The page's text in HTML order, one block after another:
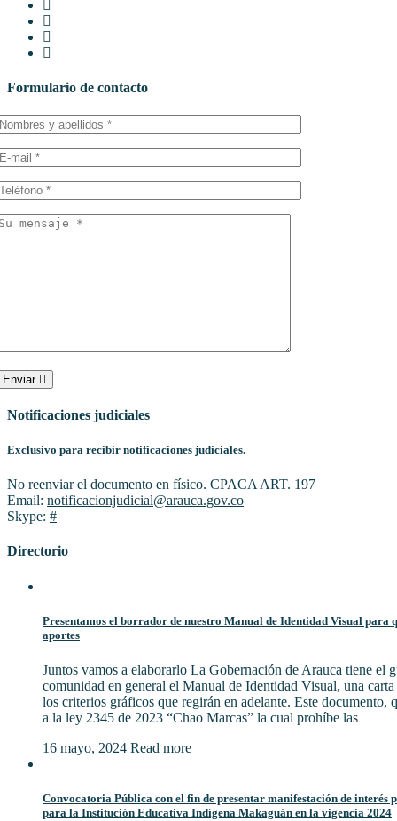
Formulario de contacto
Enviar
Notificaciones judiciales
Exclusivo para recibir notificaciones judiciales.
No reenviar el documento en físico. CPACA ART. 197
Email: notificacionjudicial@arauca.gov.co
Skype: #
Directorio
Presentamos el borrador de nuestro Manual de Identidad Visual para
aportes
Juntos vamos a elaborarlo La Gobernación de Arauca tiene el
comunidad en general el Manual de Identidad Visual, una
los criterios gráficos que regirán en adelante. Este documento,
a la ley 2345 de 2023 “Chao Marcas” la cual prohíbe las
16 mayo, 2024 Read more
Convocatoria Pública con el fin de presentar manifestación de interés
para la Institución Educativa Indígena Makaguán en la vigencia 2024